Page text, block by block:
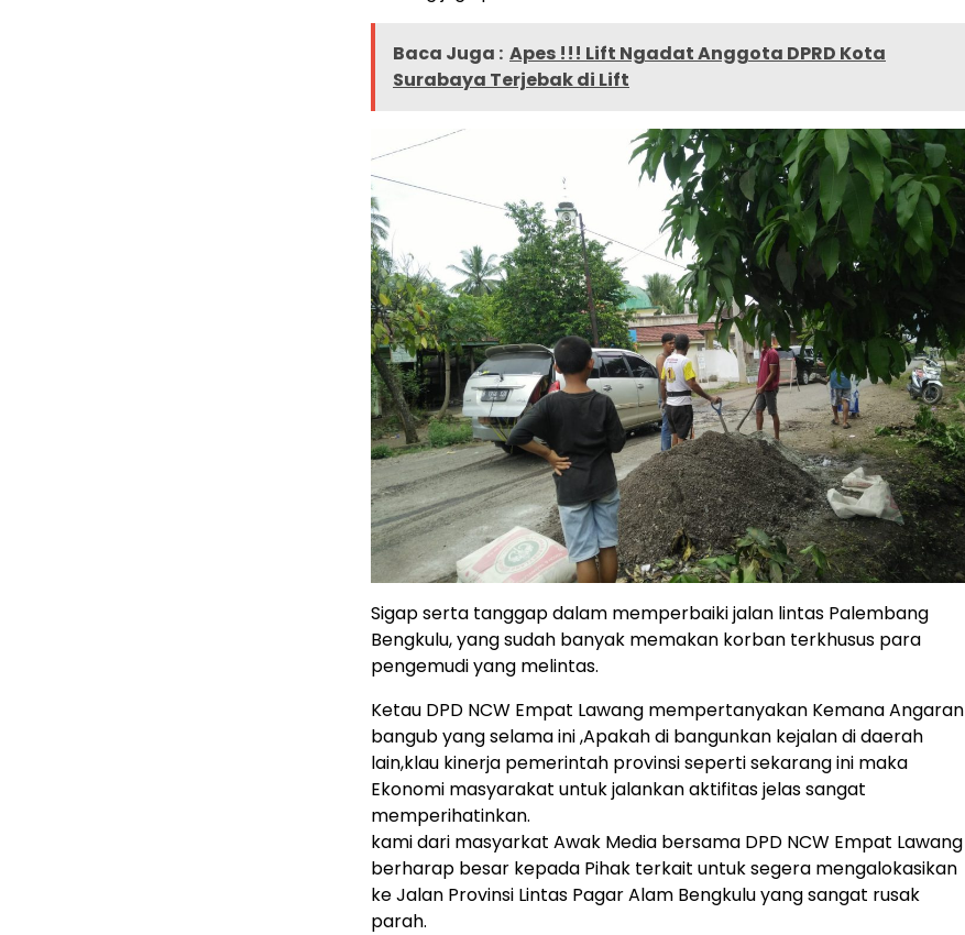
Baca Juga : Apes !!! Lift Ngadat Anggota DPRD Kota
Surabaya Terjebak di Lift
Sigap serta tanggap dalam memperbaiki jalan lintas Palembang
Bengkulu, yang sudah banyak memakan korban terkhusus para
pengemudi yang melintas.
Ketau DPD NCW Empat Lawang mempertanyakan Kemana Angaran
bangub yang selama ini ,Apakah di bangunkan kejalan di daerah
lain,klau kinerja pemerintah provinsi seperti sekarang ini maka
Ekonomi masyarakat untuk jalankan aktifitas jelas sangat
memperihatinkan.
kami dari masyarkat Awak Media bersama DPD NCW Empat Lawang
berharap besar kepada Pihak terkait untuk segera mengalokasikan
ke Jalan Provinsi Lintas Pagar Alam Bengkulu yang sangat rusak
parah.